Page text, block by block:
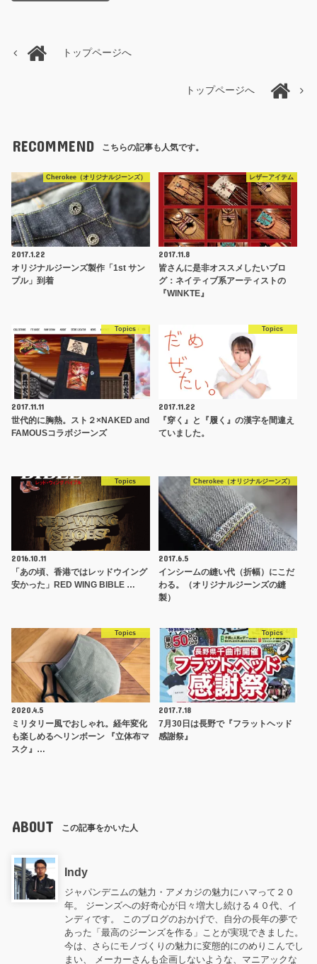
トップページへ
トップページへ
RECOMMEND こちらの記事も人気です。
Cherokee（オリジナルジーンズ）
2017.1.22
オリジナルジーンズ製作「1st サン
プル」到着
レザーアイテム
2017.11.8
皆さんに是非オススメしたいブロ
グ：ネイティブ系アーティストの
『WINKTE』
Topics
2017.11.11
世代的に胸熱。スト２×NAKED and
FAMOUSコラボジーンズ
Topics
2017.11.22
『穿く』と『履く』の漢字を間違え
ていました。
Topics
2016.10.11
「あの頃、香港ではレッドウイング
安かった」RED WING BIBLE …
Cherokee（オリジナルジーンズ）
2017.6.5
インシームの縫い代（折幅）にこだ
わる。（オリジナルジーンズの縫
製）
Topics
2020.4.5
ミリタリー風でおしゃれ。経年変化
も楽しめるヘリンボーン 『立体布マ
スク』…
Topics
2017.7.18
7月30日は長野で『フラットヘッド
感謝祭』
ABOUT この記事をかいた人
Indy
ジャパンデニムの魅力・アメカジの魅力にハマって２０
年。 ジーンズへの好奇心が日々増大し続ける４０代、イ
ンディです。 このブログのおかげで、自分の長年の夢で
あった「最高のジーンズを作る」ことが実現できました。
今は、さらにモノづくりの魅力に変態的にのめりこんでし
まい、 メーカーさんも企画しないような、マニアックな